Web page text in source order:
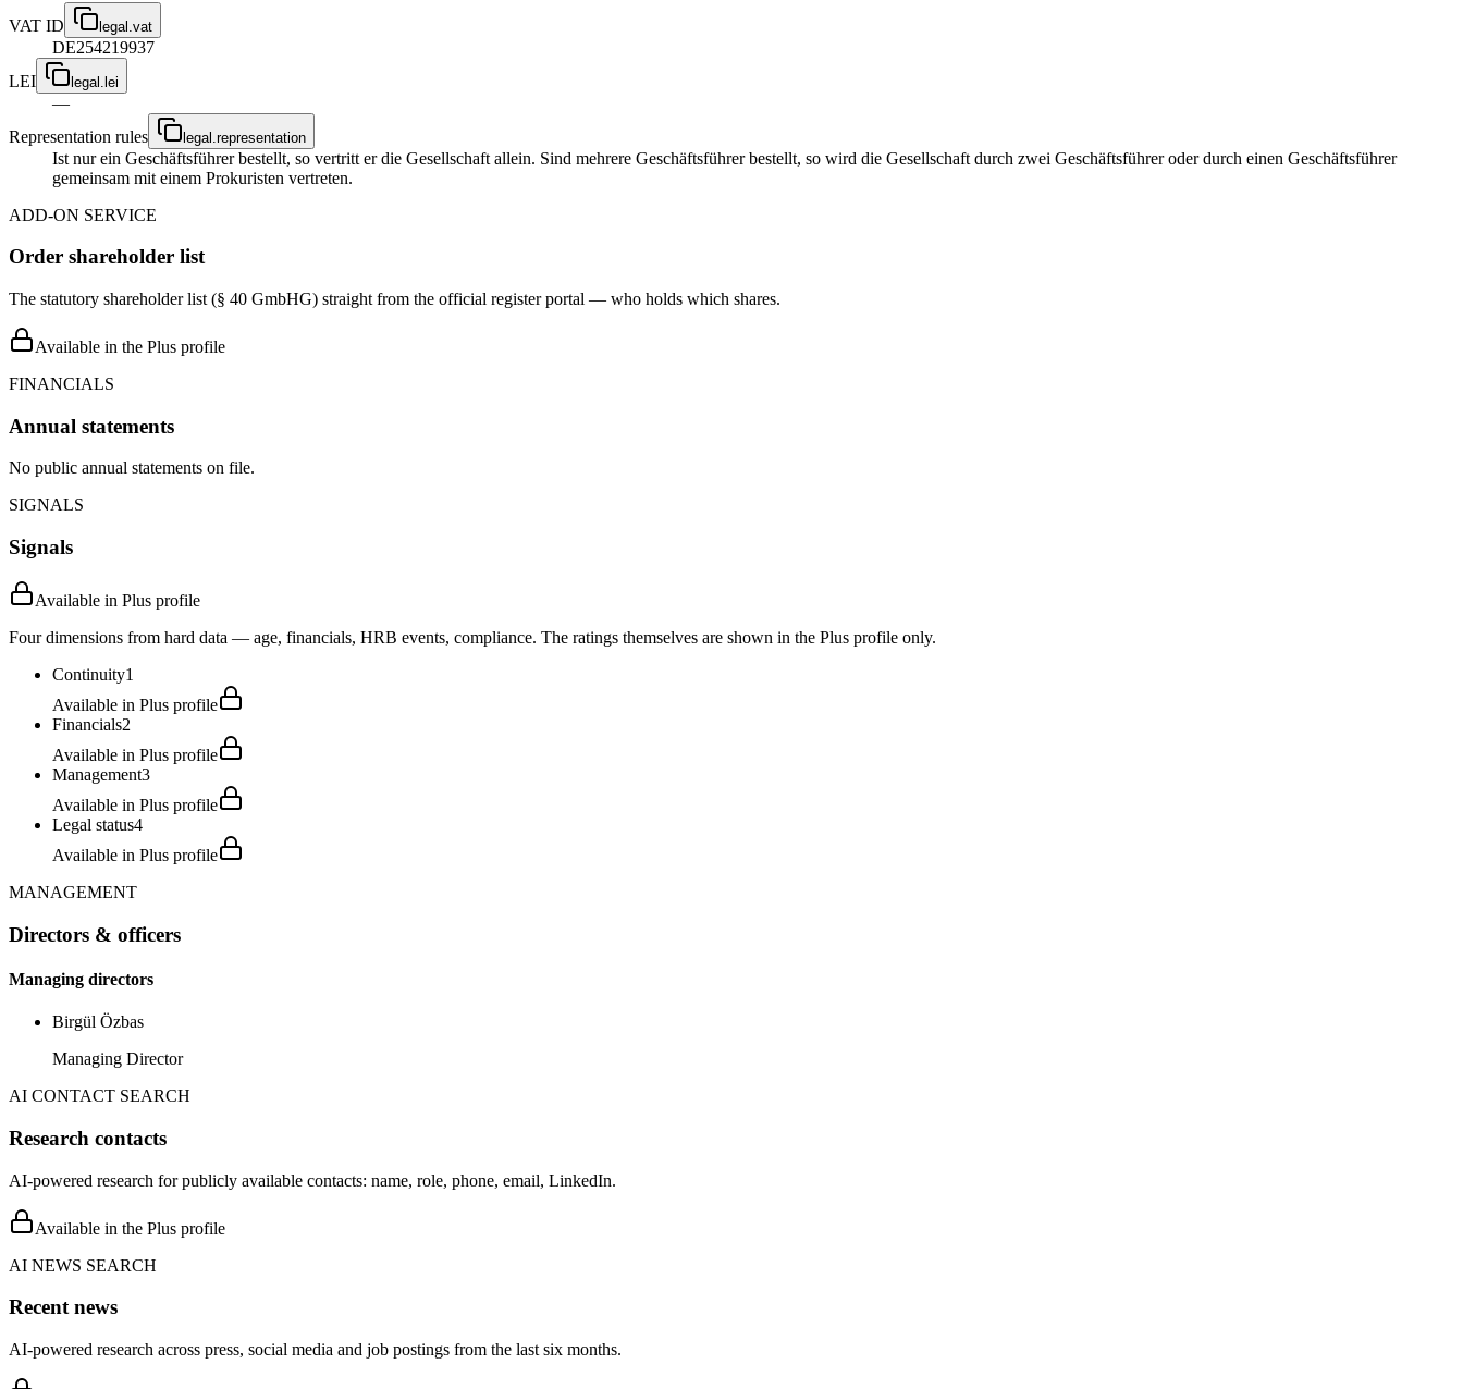
VAT ID
legal.vat
DE254219937
LEI
legal.lei
—
Representation rules
legal.representation
Ist nur ein Geschäftsführer bestellt, so vertritt er die Gesellschaft allein. Sind mehrere Geschäftsführer bestellt, so wird die Gesellschaft durch zwei Geschäftsführer oder durch einen Geschäftsführer
gemeinsam mit einem Prokuristen vertreten.
ADD-ON SERVICE
Order shareholder list
The statutory shareholder list (§ 40 GmbHG) straight from the official register portal — who holds which shares.
Available in the Plus profile
FINANCIALS
Annual statements
No public annual statements on file.
SIGNALS
Signals
Available in Plus profile
Four dimensions from hard data — age, financials, HRB events, compliance. The ratings themselves are shown in the Plus profile only.
Continuity1
Available in Plus profile
Financials2
Available in Plus profile
Management3
Available in Plus profile
Legal status4
Available in Plus profile
MANAGEMENT
Directors & officers
Managing directors
Birgül Özbas
Managing Director
AI CONTACT SEARCH
Research contacts
AI-powered research for publicly available contacts: name, role, phone, email, LinkedIn.
Available in the Plus profile
AI NEWS SEARCH
Recent news
AI-powered research across press, social media and job postings from the last six months.